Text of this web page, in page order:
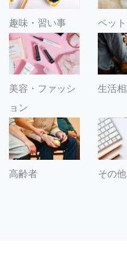
趣味・習い事 ペット
美容・ファッシ
ョン
生活
高齢者 その他